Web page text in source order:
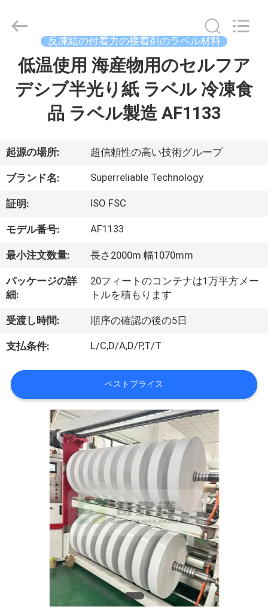
ビ
デ
オ
私
達
に
い
て
SUPERRELIABLE
TECHNOLOGY
CO,LTD.
Reserved.
反凍結の付着力の接着剤のラベル材料
低温使用 海産物用のセルフア
デシブ半光り紙 ラベル 冷凍食
品 ラベル製造 AF1133
起源の場所: 超信頼性の高い技術グループ
ブランド名: Superreliable Technology
証明: ISO FSC
モデル番号: AF1133
最小注文数量: 長さ2000m 幅1070mm
パッケージの詳
細:
20フィートのコンテナは1万平方メー
トルを積もります
受渡し時間: 順序の確認の後の5日
支払条件: L/C,D/A,D/P,T/T
ベストプライス